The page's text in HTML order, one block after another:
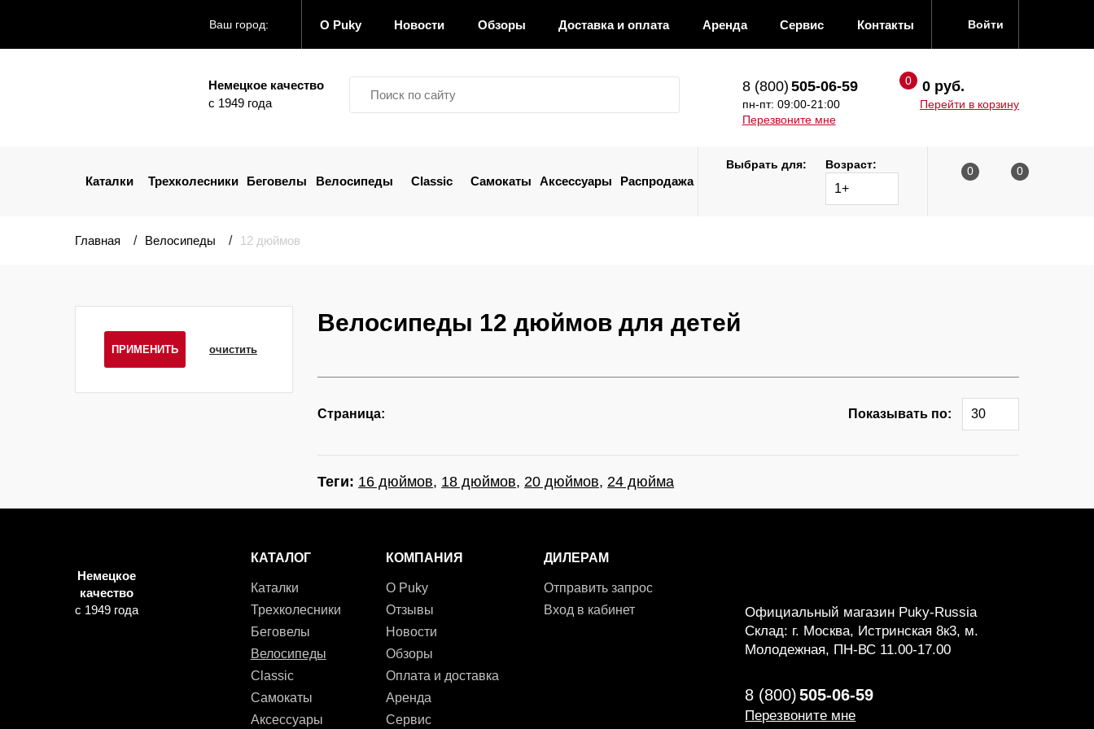
Ваш город: О Puky Новости Обзоры Доставка и оплата Аренда Сервис Контакты Войти
Немецкое качество
с 1949 года
8 (800) 505-06-59
пн-пт: 09:00-21:00
Перезвоните мне
0 руб.
Перейти в корзину
Каталки Трехколесники Беговелы Велосипеды Classic Самокаты Аксессуары Распродажа
Выбрать для: Возраст:
1+
Главная Велосипеды 12 дюймов
ПРИМЕНИТЬ очистить
Велосипеды 12 дюймов для детей
Страница: Показывать по: 30
Теги: 16 дюймов, 18 дюймов,20 дюймов,24 дюйма
Немецкое
качество
с 1949 года
КАТАЛОГ
Каталки
Трехколесники
Беговелы
Велосипеды
Classic
Самокаты
Аксессуары
КОМПАНИЯ
О Puky
Отзывы
Новости
Обзоры
Оплата и доставка
Аренда
Сервис
ДИЛЕРАМ
Отправить запрос
Вход в кабинет
Официальный магазин Puky-Russia
Склад: г. Москва, Истринская 8к3, м.
Молодежная, ПН-ВС 11.00-17.00
8 (800)505-06-59
Перезвоните мне